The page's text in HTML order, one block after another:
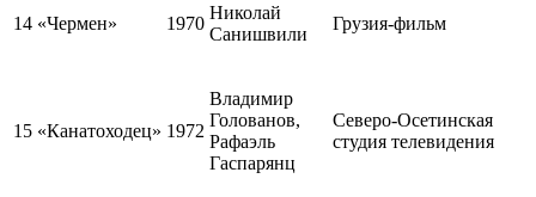
14 «Чермен» 1970
Николай
Санишвили
Грузия-фильм
15 «Канатоходец» 1972
Владимир
Голованов,
Рафаэль
Гаспарянц
Северо-Осетинская
студия телевидения